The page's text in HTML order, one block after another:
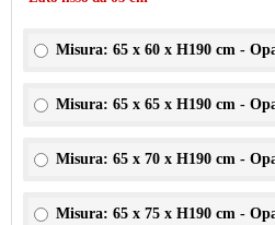
Misura: 65 x 60 x H190 cm -
Misura: 65 x 65 x H190 cm -
Misura: 65 x 70 x H190 cm -
Misura: 65 x 75 x H190 cm -